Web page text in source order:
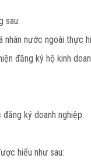
sau:
nước ngoài thực
đăng ký hộ kinh
ký doanh nghiệp.
hiểu như sau: